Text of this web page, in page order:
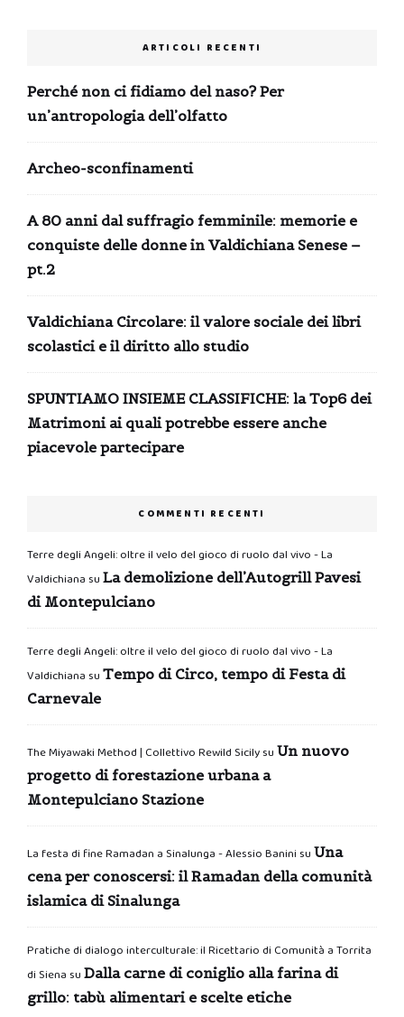
ARTICOLI RECENTI
Perché non ci fidiamo del naso? Per
un’antropologia dell’olfatto
Archeo-sconfinamenti
A 80 anni dal suffragio femminile: memorie e
conquiste delle donne in Valdichiana Senese –
pt.2
Valdichiana Circolare: il valore sociale dei libri
scolastici e il diritto allo studio
SPUNTIAMO INSIEME CLASSIFICHE: la Top6 dei
Matrimoni ai quali potrebbe essere anche
piacevole partecipare
COMMENTI RECENTI
Terre degli Angeli: oltre il velo del gioco di ruolo dal vivo - La
Valdichiana su La demolizione dell’Autogrill Pavesi
di Montepulciano
Terre degli Angeli: oltre il velo del gioco di ruolo dal vivo - La
Valdichiana su Tempo di Circo, tempo di Festa di
Carnevale
The Miyawaki Method | Collettivo Rewild Sicilysu Un nuovo
progetto di forestazione urbana a
Montepulciano Stazione
La festa di fine Ramadan a Sinalunga - Alessio Banini su Una
cena per conoscersi: il Ramadan della comunità
islamica di Sinalunga
Pratiche di dialogo interculturale: il Ricettario di Comunità a Torrita
di Siena su Dalla carne di coniglio alla farina di
grillo: tabù alimentari e scelte etiche